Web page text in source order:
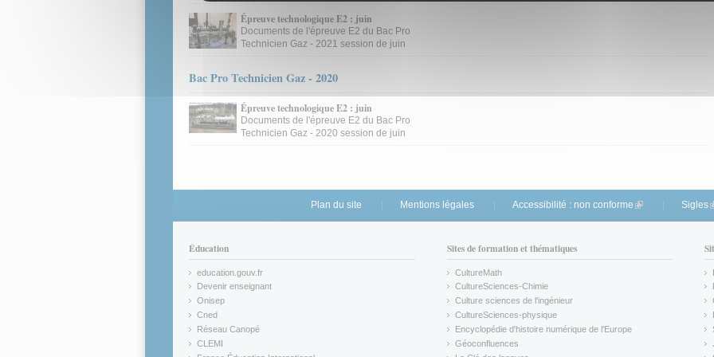
Épreuve technologique E2 : juin
Documents de l'épreuve E2 du Bac Pro
Technicien Gaz - 2021 session de juin
Bac Pro Technicien Gaz - 2020
Épreuve technologique E2 : juin
Documents de l'épreuve E2 du Bac Pro
Technicien Gaz - 2020 session de juin
Plan du site Mentions légales Accessibilité : non conforme (link is external)
Sigles
Éducation
education.gouv.fr
(link is external)
Devenir enseignant
(link is external)
Onisep
(link is external)
Cned
(link is external)
Réseau Canopé
(link is external)
CLEMI
(link is external)
Sites de formation et thématiques
CultureMath
(link is external)
CultureSciences-Chimie
(link is external)
Culture sciences de l'ingénieur
CultureSciences-physique
(link is external)
Encyclopédie d'histoire numérique de l'Europe
(link is external)
Géoconfluences
(link is external)